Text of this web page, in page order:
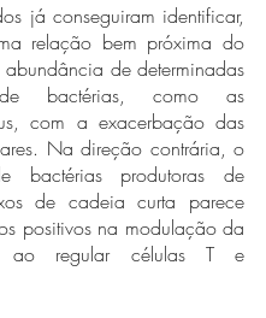
já conseguiram identificar,
relação bem próxima do
de determinadas
bactérias, como as
com a exacerbação das
Na direção contrária, o
bactérias produtoras de
de cadeia curta parece
positivos na modulação da
ao regular células T e